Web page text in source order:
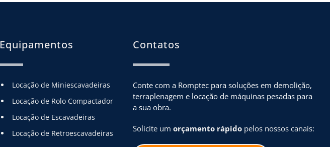
Equipamentos
Locação de Miniescavadeiras
Locação de Rolo Compactador
Locação de Escavadeiras
Locação de Retroescavadeiras
Contatos
Conte com a Romptec para soluções em demolição,
terraplenagem e locação de máquinas pesadas para
a sua obra.
Solicite um orçamento rápido pelos nossos canais: